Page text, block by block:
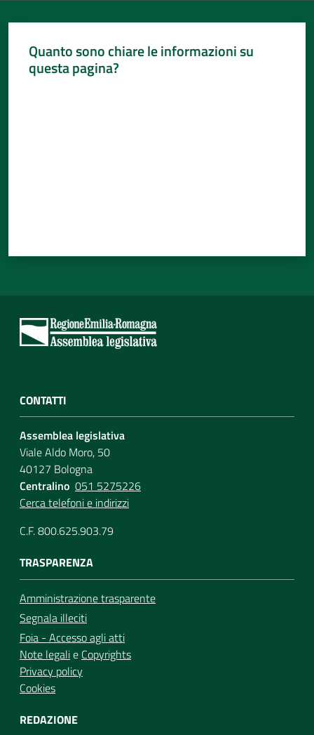
Quanto sono chiare le informazioni su
questa pagina?
CONTATTI
Assemblea legislativa
Viale Aldo Moro, 50
40127 Bologna
Centralino 051 5275226
Cerca telefoni e indirizzi
C.F. 800.625.903.79
TRASPARENZA
Amministrazione trasparente
Segnala illeciti
Foia - Accesso agli atti
Note legalie Copyrights
Privacy policy
Cookies
REDAZIONE